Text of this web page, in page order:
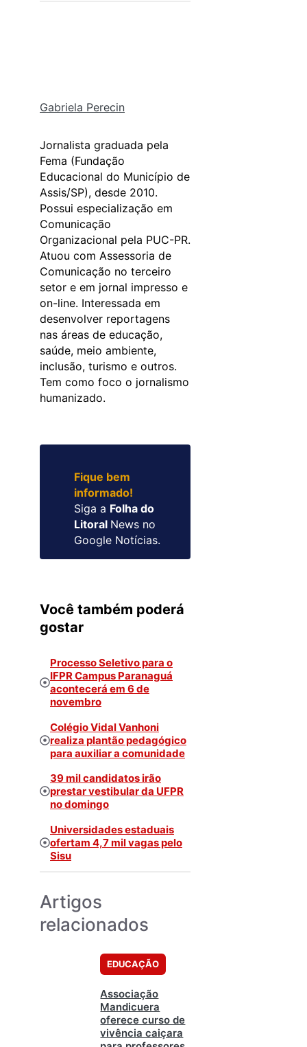
Gabriela Perecin
Jornalista graduada pela
Fema (Fundação
Educacional do Município de
Assis/SP), desde 2010.
Possui especialização em
Comunicação
Organizacional pela PUC-PR.
Atuou com Assessoria de
Comunicação no terceiro
setor e em jornal impresso e
on-line. Interessada em
desenvolver reportagens
nas áreas de educação,
saúde, meio ambiente,
inclusão, turismo e outros.
Tem como foco o jornalismo
humanizado.
Fique bem
informado!
Siga a Folha do
Litoral News no
Google Notícias.
Você também poderá
gostar
Processo Seletivo para o
IFPR Campus Paranaguá
acontecerá em 6 de
novembro
Colégio Vidal Vanhoni
realiza plantão pedagógico
para auxiliar a comunidade
39 mil candidatos irão
prestar vestibular da UFPR
no domingo
Universidades estaduais
ofertam 4,7 mil vagas pelo
Sisu
Artigos
relacionados
EDUCAÇÃO
Associação
Mandicuera
oferece curso de
vivência caiçara